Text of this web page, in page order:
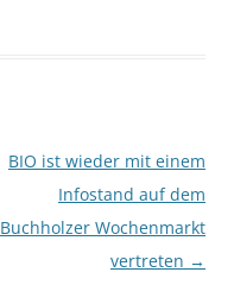
BIO ist wieder mit einem
Infostand auf dem
Buchholzer Wochenmarkt
vertreten →